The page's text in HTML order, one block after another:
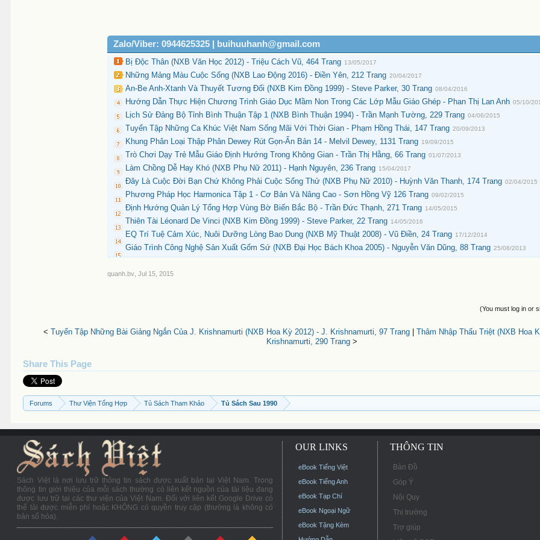
Zalo/Viber: 0944625325 | buihuuhanh@gmail.com
Bị Độc Thân (NXB Văn Học 2012) - Triệu Cách Vũ, 464 Trang 13/05/2017
Những Mảng Màu Cuộc Sống (NXB Lao Động 2016) - Điền Yên, 212 Trang 20/04/2017
An-Be Anh-Xtanh Và Thuyết Tương Đối (NXB Kim Đồng 1999) - Steve Parker, 30 Trang 08/04/2016
Hướng Dẫn Thực Hiện Chương Trình Giáo Dục Mầm Non Trong Các Lớp Mẫu Giáo Ghép - Phan Thị Lan Anh 05/10/
Lịch Sử Đảng Bộ Tỉnh Bình Thuận Tập 1 (NXB Bình Thuận 1994) - Trần Mạnh Tường, 229 Trang 04/06/2015
Tuyển Tập Những Ca Khúc Việt Nam Sống Mãi Với Thời Gian - Phạm Hồng Thái, 147 Trang 20/09/2013
Khung Phân Loại Thập Phân Dewey Rút Gọn-Ấn Bản 14 - Melvil Dewey, 1131 Trang 19/09/2015
Trò Chơi Dạy Trẻ Mẫu Giáo Định Hướng Trong Không Gian - Trần Thị Hằng, 66 Trang 01/07/2013
Làm Chồng Dễ Hay Khó (NXB Phụ Nữ 2011) - Hạnh Nguyên, 236 Trang 15/04/2017
Đây Là Cuộc Đời Bạn Chứ Không Phải Cuộc Sống Thử (NXB Phụ Nữ 2010) - Huỳnh Văn Thanh, 174 Trang 02/04/2015
Phương Pháp Học Harmonica Tập 1 - Cơ Bản Và Nâng Cao - Sơn Hồng Vỹ 126 Trang 09/02/2015
Định Hướng Quản Lý Tổng Hợp Vùng Bờ Biển Bắc Bộ - Trần Đức Thạnh, 271 Trang 14/05/2015
Thiên Tài Léonard De Vinci (NXB Kim Đồng 1999) - Steve Parker, 22 Trang 14/05/2016
EQ Trí Tuệ Cảm Xúc, Nuôi Dưỡng Lòng Bao Dung (NXB Mỹ Thuật 2008) - Vũ Điền, 24 Trang 17/12/2014
Giáo Trình Công Nghệ Sản Xuất Gốm Sứ (NXB Đại Học Bách Khoa 2005) - Nguyễn Văn Dũng, 88 Trang 25/08/2013
quanh.bv Jul 15, 2015
(You must log in or
< Tuyển Tập Những Bài Giảng Ngắn Của J. Krishnamurti (NXB Hoa Kỳ 2012) - J. Krishnamurti, 97 Trang
Thâm Nhập Thấu Triệt (NXB Hoa
Krishnamurti, 290 Trang>
Share This Page
Forums Thư Viện Tổng Hợp Tủ Sách Tham Khảo Tủ Sách Sau 1990
Sách Việt là nơi lưu trữ thông tin sách được xuất bản tại Việt Nam. Trong
thông tin giới thiệu của mỗi sách thường có liên kết nguồn của tài liệu đang
được lưu trữ tại các thư viện của Việt Nam. Đối với liên kết Google Drive có
thể tải được miễn phí hoặc KHÔNG có quyền truy cập (thường là không có
bản số hóa).
OUR LINKS
eBook Tiếng Việt
eBook Tiếng Anh
eBook Tạp Chí
eBook Ngoại Ngữ
eBook Tặng Kèm
THÔNG TIN
Bản Đồ
Góp Ý
Nội Quy
Thị trường
Trợ giúp